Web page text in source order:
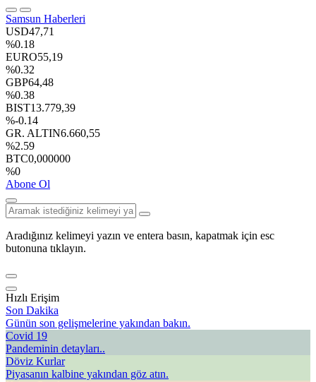
Samsun Haberleri
USD47,71
%0.18
EURO55,19
%0.32
GBP64,48
%0.38
BIST13.779,39
%-0.14
GR. ALTIN6.660,55
%2.59
BTC0,000000
%0
Abone Ol
Aradığınız kelimeyi yazın ve entera basın, kapatmak için esc
butonuna tıklayın.
Hızlı Erişim
Son Dakika
Günün son gelişmelerine yakından bakın.
Covid 19
Pandeminin detayları..
Döviz Kurlar
Piyasanın kalbine yakından göz atın.